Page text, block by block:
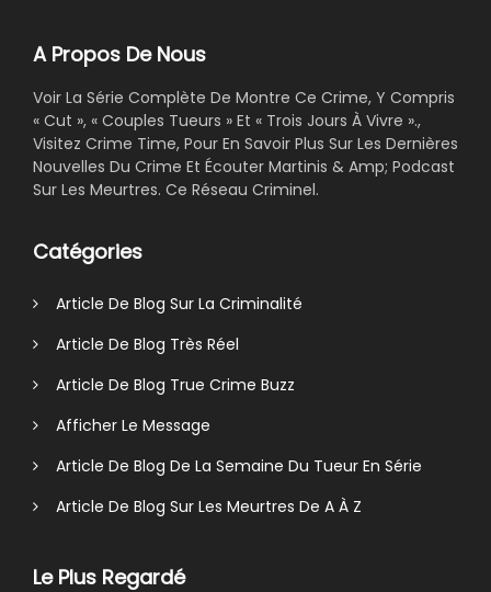
A Propos De Nous
Voir La Série Complète De Montre Ce Crime, Y Compris
« Cut », « Couples Tueurs » Et « Trois Jours À Vivre ».,
Visitez Crime Time, Pour En Savoir Plus Sur Les Dernières
Nouvelles Du Crime Et Écouter Martinis & Amp; Podcast
Sur Les Meurtres. Ce Réseau Criminel.
Catégories
Article De Blog Sur La Criminalité
Article De Blog Très Réel
Article De Blog True Crime Buzz
Afficher Le Message
Article De Blog De La Semaine Du Tueur En Série
Article De Blog Sur Les Meurtres De A À Z
Le Plus Regardé